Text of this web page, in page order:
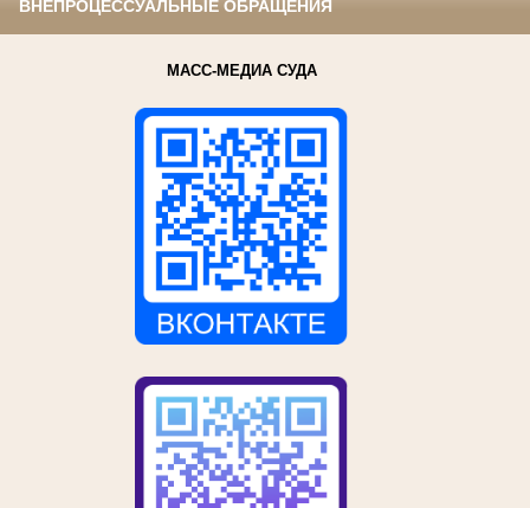
ВНЕПРОЦЕССУАЛЬНЫЕ ОБРАЩЕНИЯ
МАСС-МЕДИА СУДА